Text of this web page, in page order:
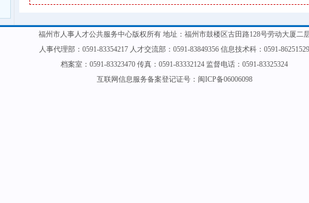
福州市人事人才公共服务中心版权所有 地址：福州市鼓楼区古田路128号劳动大厦二
人事代理部：0591-83354217 人才交流部：0591-83849356 信息技术科：0591-86251529
档案室：0591-83323470 传真：0591-83332124 监督电话：0591-83325324
互联网信息服务备案登记证号：闽ICP备06006098